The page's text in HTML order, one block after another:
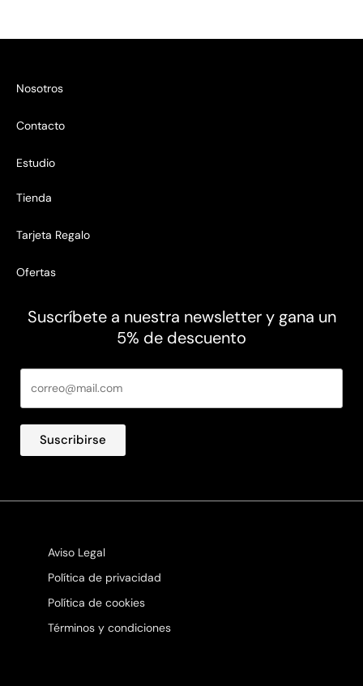
Nosotros
Contacto
Estudio
Tienda
Tarjeta Regalo
Ofertas
Suscríbete a nuestra newsletter y gana un
5% de descuento
Suscribirse
Aviso Legal
Política de privacidad
Política de cookies
Términos y condiciones